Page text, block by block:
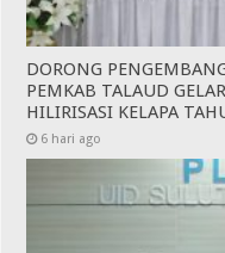
DORONG
PEMKAB TALAUD
HILIRISASI KELAPA
6 hari ago